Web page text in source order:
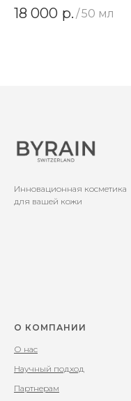
18 000 р. /50 мл
Инновационная косметика
для вашей кожи
О КОМПАНИИ
О нас
Научный подход
Партнерам